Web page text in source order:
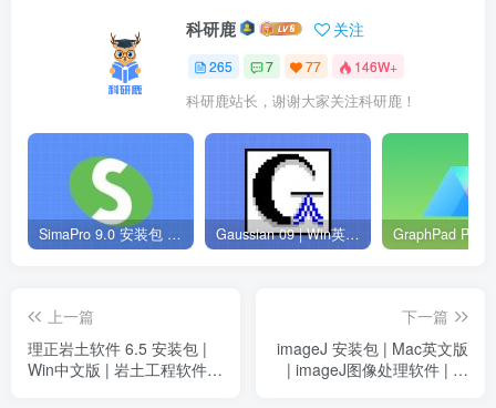
科研鹿 关注
265 7 77 146W+
科研鹿站长，谢谢大家关注科研鹿！
SimaPro 9.0 安装包 | Win英文版 | 生命周期评估软件 | 安装教程 Gaussian 09 | Win英文版 | 量子化学软件 | 安装教程
上一篇
理正岩土软件 6.5 安装包 |
Win中文版 | 岩土工程软件 |
下一篇
imageJ 安装包 | Mac英文版
| imageJ图像处理软件 | 下